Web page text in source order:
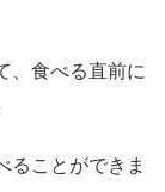
、食べる直前に
ることができま